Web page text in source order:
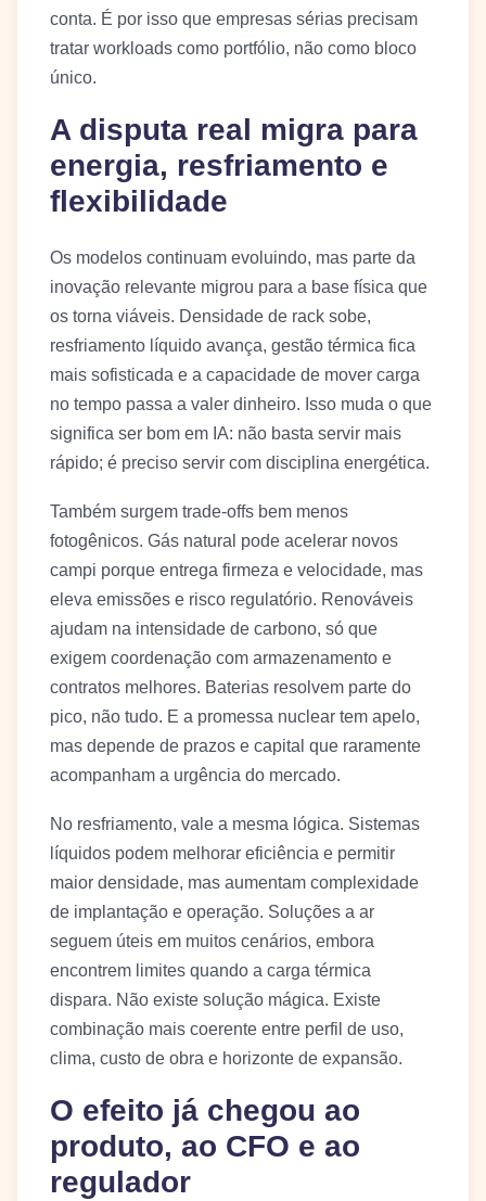
conta. É por isso que empresas sérias precisam
tratar workloads como portfólio, não como bloco
único.
A disputa real migra para
energia, resfriamento e
flexibilidade
Os modelos continuam evoluindo, mas parte da
inovação relevante migrou para a base física que
os torna viáveis. Densidade de rack sobe,
resfriamento líquido avança, gestão térmica fica
mais sofisticada e a capacidade de mover carga
no tempo passa a valer dinheiro. Isso muda o que
significa ser bom em IA: não basta servir mais
rápido; é preciso servir com disciplina energética.
Também surgem trade-offs bem menos
fotogênicos. Gás natural pode acelerar novos
campi porque entrega firmeza e velocidade, mas
eleva emissões e risco regulatório. Renováveis
ajudam na intensidade de carbono, só que
exigem coordenação com armazenamento e
contratos melhores. Baterias resolvem parte do
pico, não tudo. E a promessa nuclear tem apelo,
mas depende de prazos e capital que raramente
acompanham a urgência do mercado.
No resfriamento, vale a mesma lógica. Sistemas
líquidos podem melhorar eficiência e permitir
maior densidade, mas aumentam complexidade
de implantação e operação. Soluções a ar
seguem úteis em muitos cenários, embora
encontrem limites quando a carga térmica
dispara. Não existe solução mágica. Existe
combinação mais coerente entre perfil de uso,
clima, custo de obra e horizonte de expansão.
O efeito já chegou ao
produto, ao CFO e ao
regulador